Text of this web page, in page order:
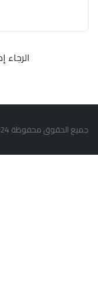
جميع الحقوق محفوظة saudi tech © 2024.